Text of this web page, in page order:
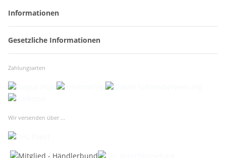
Informationen
Gesetzliche Informationen
Zahlungsarten
Wir versenden über ...